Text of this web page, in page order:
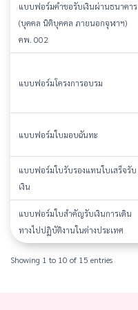
แบบฟอร์มคำขอรับเงินผ่านธนาคาร
(บุคคล นิติบุคคล ภายนอกจุฬาฯ)
คพ. 002
แบบฟอร์มโครงการอบรม
แบบฟอร์มใบมอบฉันทะ
แบบฟอร์มใบรับรองแทนใบเสร็จรับ
เงิน
แบบฟอร์มใบสำคัญรับเงินการเดิน
ทางไปปฏิบัติงานในต่างประเทศ
Showing 1 to 10 of 15 entries